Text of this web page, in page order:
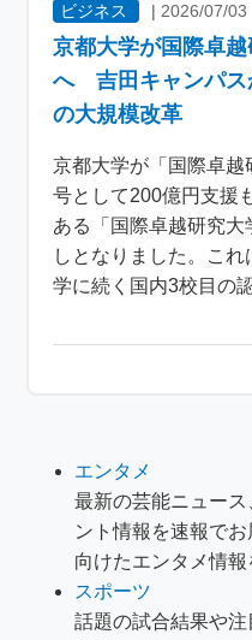
ビジネス |2026/07/03
京都大学が国際卓
へ 吉田キャンパス
の大規模改革
京都大学が「国際卓
号として200億円支援
ある「国際卓越研究
しとなりました。こ
学に続く国内3校目の
エンタメ
最新の芸能ニュー
ント情報を速報で
向けたエンタメ情報
スポーツ
話題の試合結果や